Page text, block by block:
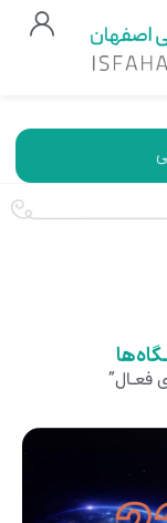
فعـال”